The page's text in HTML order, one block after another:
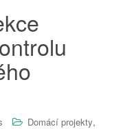
Domácí projekty,